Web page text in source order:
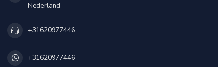
Nederland
+31620977446
+31620977446